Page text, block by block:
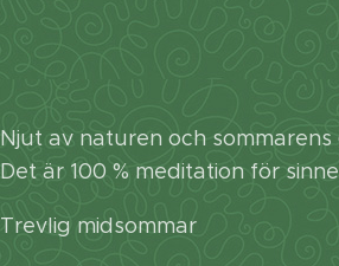
Njut av naturen och sommarens
Det är 100 % meditation för
Trevlig midsommar 🌿🌸🌿